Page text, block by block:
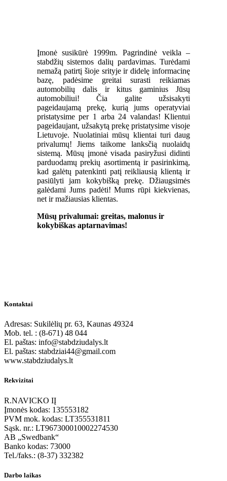
Įmonė susikūrė 1999m. Pagrindinė veikla –
stabdžių sistemos dalių pardavimas. Turėdami
nemažą patirtį šioje srityje ir didelę informacinę
bazę, padėsime greitai surasti reikiamas
automobilių dalis ir kitus gaminius Jūsų
automobiliui! Čia galite užsisakyti
pageidaujamą prekę, kurią jums operatyviai
pristatysime per 1 arba 24 valandas! Klientui
pageidaujant, užsakytą prekę pristatysime visoje
Lietuvoje. Nuolatiniai mūsų klientai turi daug
privalumų! Jiems taikome lanksčią nuolaidų
sistemą. Mūsų įmonė visada pasiryžusi didinti
parduodamų prekių asortimentą ir pasirinkimą,
kad galėtų patenkinti patį reikliausią klientą ir
pasiūlyti jam kokybišką prekę. Džiaugsimės
galėdami Jums padėti! Mums rūpi kiekvienas,
net ir mažiausias klientas.
Mūsų privalumai: greitas, malonus ir
kokybiškas aptarnavimas!
Kontaktai
Adresas: Sukilėlių pr. 63, Kaunas 49324
Mob. tel. : (8-671) 48 044
El. paštas: info@stabdziudalys.lt
El. paštas: stabdziai44@gmail.com
www.stabdziudalys.lt
Rekvizitai
R.NAVICKO IĮ
Įmonės kodas: 135553182
PVM mok. kodas: LT355531811
Sąsk. nr.: LT967300010002274530
AB „Swedbank“
Banko kodas: 73000
Tel./faks.: (8-37) 332382
Darbo laikas